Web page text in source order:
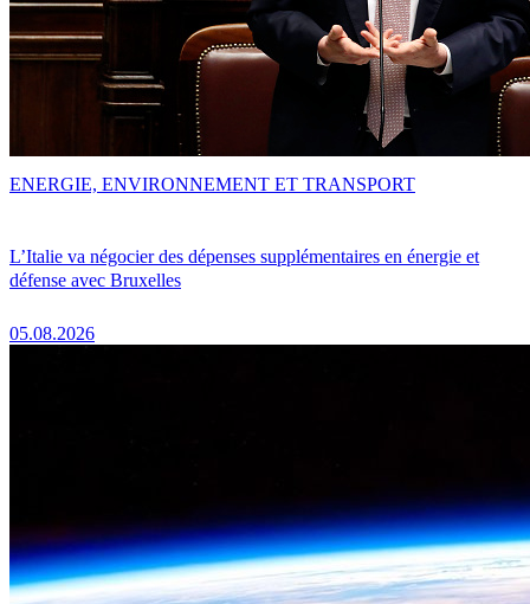
L’Italie va négocier des dépenses supplémentaires en énergie et
défense avec Bruxelles
05.08.2026
ENERGIE, ENVIRONNEMENT ET TRANSPORT